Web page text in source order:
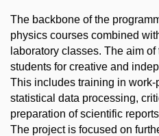
The backbone of the
physics courses combined
laboratory classes. The aim
students for creative and
This includes training in
statistical data processing,
preparation of scientific
The project is focused on